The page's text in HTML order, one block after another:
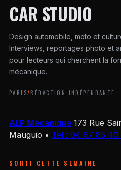
CAR STUDIO
Design automobile, moto et
Interviews, reportages photo et
pour lecteurs qui cherchent la
mécanique.
PARIS/RÉDACTION INDÉPENDANTE
ALP Mécanique 173 Rue
Mauguio • Tél : 04 67 85 40
SORTI CETTE SEMAINE